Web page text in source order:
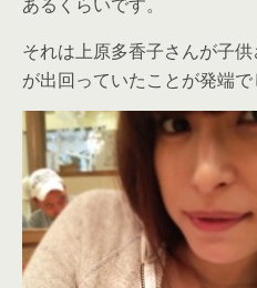
それは上原多香子さんが子
が出回っていたことが発端で